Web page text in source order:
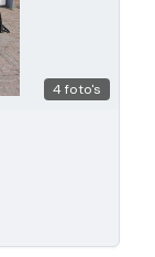
4 foto's